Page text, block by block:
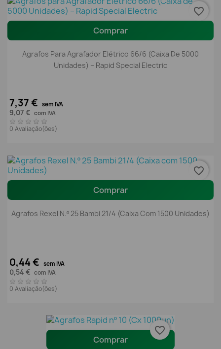
Comprar
Agrafos Para Agrafador Elétrico 66/6 (Caixa De 5000
Unidades) – Rapid Special Electric
7,37 € sem IVA
9,07 € com IVA
0 Avaliação(ões)
favorite_border
Comprar
Agrafos Rexel N.º 25 Bambi 21/4 (Caixa Com 1500 Unidades)
0,44 € sem IVA
0,54 € com IVA
0 Avaliação(ões)
favorite_border
Comprar
favorite_border